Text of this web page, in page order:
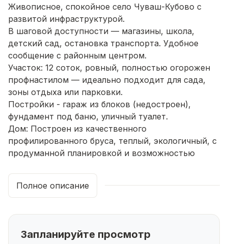
Живописное, спокойное село Чуваш-Кубово с
развитой инфраструктурой.
В шаговой доступности — магазины, школа,
детский сад, остановка транспорта. Удобное
сообщение с районным центром.
Участок: 12 соток, ровный, полностью огорожен
профнастилом — идеально подходит для сада,
зоны отдыха или парковки.
Постройки - гараж из блоков (недостроен),
фундамент под баню, уличный туалет.
Дом: Построен из качественного
профилированного бруса, теплый, экологичный, с
продуманной планировкой и возможностью
Обшит сайдингом и утеплен.
Газовая магистраль вдоль участка (подключение
подведены.
дому, отопление, ламинат.
Полное описание
Запланируйте просмотр